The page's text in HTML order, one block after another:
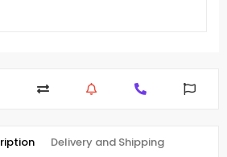
Delivery and Shipping